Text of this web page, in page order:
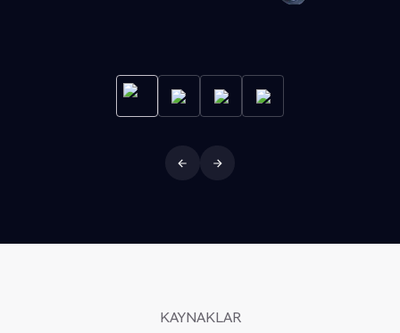
KAYNAKLAR